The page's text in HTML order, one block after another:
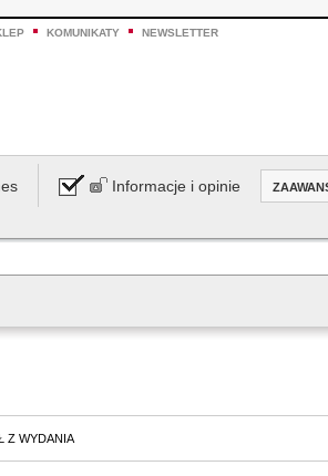
KOMUNIKATY NEWSLETTER
Informacje i opinie
Z WYDANIA